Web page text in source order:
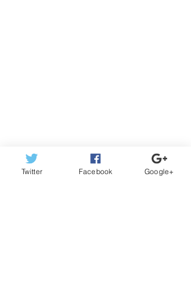
Twitter Facebook Google+